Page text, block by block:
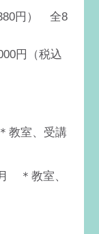
円） 全8
円
（税込
教室、受講
＊教室、